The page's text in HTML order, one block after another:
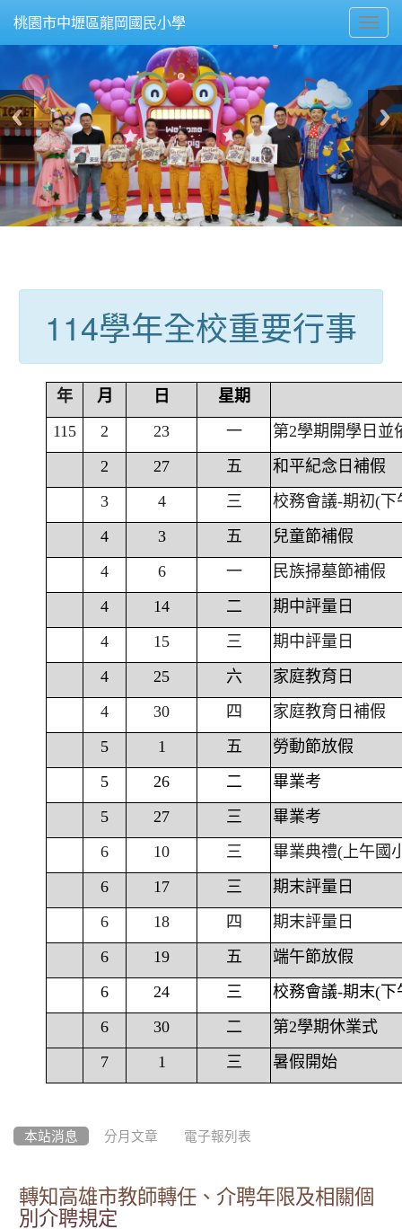
桃園市中壢區龍岡國民小學
114學年全校重要行事
年 月 日
星期
115
2 23 一
第2學期開學日並
2
27 五
和平紀念日補假
3
4 三
校務會議-期初(下
4
3 五
兒童節補假
4
6 一
民族掃墓節補假
4
14 二
期中評量日
4
15 三
期中評量日
4
25 六
家庭教育日
4
30 四
家庭教育日補假
5
1 五
勞動節放假
5
26 二
畢業考
5
27 三
畢業考
6
10 三
畢業典禮(上午國
6
17 三
期末評量日
6
18 四
期末評量日
6
19 五
端午節放假
6
24 三
校務會議-期末(下
6
30 二
第2學期休業式
7
1 三 暑假開始
本站消息 分月文章 電子報列表
轉知高雄市教師轉任、介聘年限及相關個
別介聘規定